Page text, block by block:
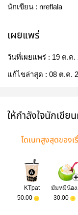
นักเขียน : nreflala
เผยแพร่
วันที่เผยแพร่ : 19 ต.ค.
แก้ไขล่าสุด : 08 ต.ค.
ให้กำลังใจนักเขีย
โดเนทสูงสุดของ
KTpat
50.00
มั
30.00